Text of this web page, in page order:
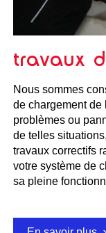
travaux
Nous sommes
de chargement de
problèmes ou
de telles
travaux correctifs
votre système de
sa pleine